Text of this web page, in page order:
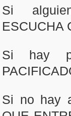
Si
ESCUCHA
Si hay
Si no hay